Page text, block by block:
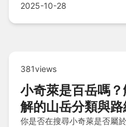
2025-10-28
381views
小奇萊是百岳嗎
解的山岳分類與路
你是否在搜尋小奇萊是否屬